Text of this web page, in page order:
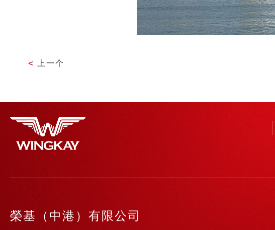
< 上一个
榮基（中港）有限公司